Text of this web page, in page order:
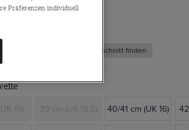
3 für 165€
Den richtigen Schnitt finden
15) 39 cm (UK 15.5) 40/41 cm (UK 16)
Präferenzen individuell